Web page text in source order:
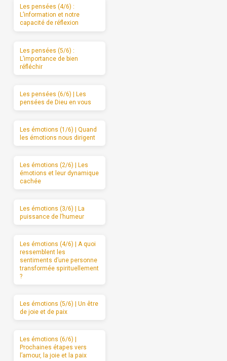
Les pensées (4/6) :
L’information et notre
capacité de réflexion
Les pensées (5/6) :
L’importance de bien
réfléchir
Les pensées (6/6) | Les
pensées de Dieu en vous
Les émotions (1/6) | Quand
les émotions nous dirigent
Les émotions (2/6) | Les
émotions et leur dynamique
cachée
Les émotions (3/6) | La
puissance de l’humeur
Les émotions (4/6) | A quoi
ressemblent les
sentiments d’une personne
transformée spirituellement
?
Les émotions (5/6) | Un être
de joie et de paix
Les émotions (6/6) |
Prochaines étapes vers
l’amour, la joie et la paix